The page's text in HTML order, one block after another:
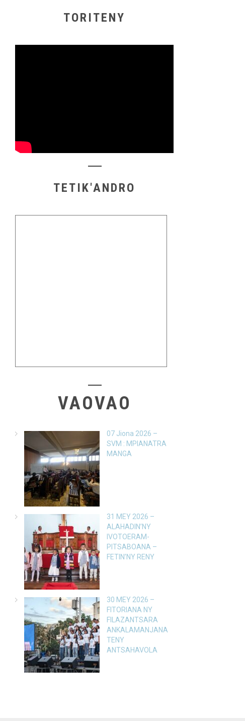
TORITENY
TETIK'ANDRO
VAOVAO
07 Jiona 2026 –
SVM : MPIANATRA
MANGA
31 MEY 2026 –
ALAHADIN’NY
IVOTOERAM-
PITSABOANA –
FETIN’NY RENY
30 MEY 2026 –
FITORIANA NY
FILAZANTSARA
ANKALAMANJANA
TENY
ANTSAHAVOLA